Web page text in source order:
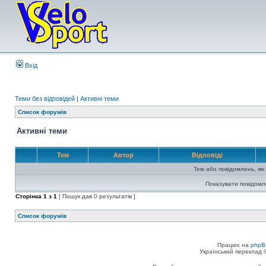
Вхід
Теми без відповідей | Активні теми
Список форумів
Активні теми
Тем Автор Відповіді
Тем або повідомлень,
Показувати
Сторінка 1 з 1 [ Пошук дав 0 результатів ]
Список форумів
Працює на
Український